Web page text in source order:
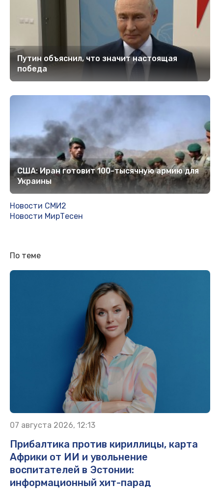
Путин объяснил, что значит настоящая
победа
США: Иран готовит 100-тысячную армию для
Украины
Новости СМИ2
Новости МирТесен
По теме
07 августа 2026, 12:13
Прибалтика против кириллицы, карта
Африки от ИИ и увольнение
воспитателей в Эстонии:
информационный хит-парад